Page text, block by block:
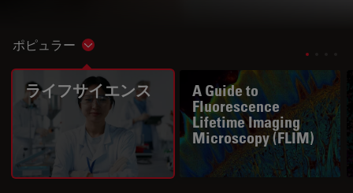
ポピュラー Show subnavigation
ライフサイエンス
A Guide to
Fluorescence
Lifetime Imaging
Microscopy (FLIM)